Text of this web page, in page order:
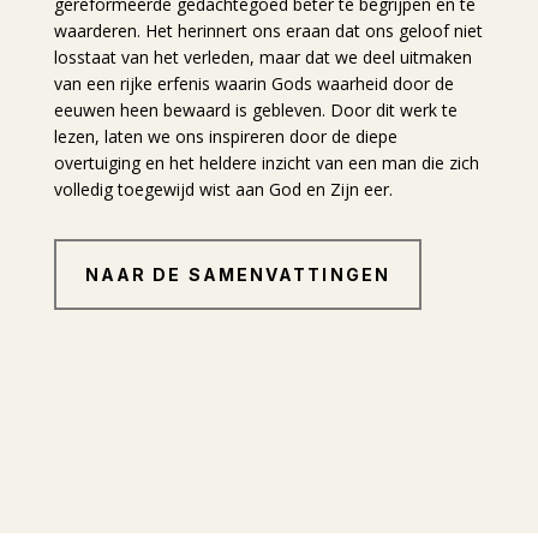
waarderen. Het herinnert ons eraan dat ons geloof niet
losstaat van het verleden, maar dat we deel uitmaken
van een rijke erfenis waarin Gods waarheid door de
eeuwen heen bewaard is gebleven. Door dit werk te
lezen, laten we ons inspireren door de diepe
overtuiging en het heldere inzicht van een man die zich
volledig toegewijd wist aan God en Zijn eer.
NAAR DE SAMENVATTINGEN